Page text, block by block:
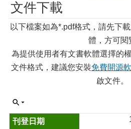
文件下載
以下檔案如為*.pdf格式，請先下
體，方可閱
為提供使用者有文書軟體選擇的
文件格式，建議您安裝免費開源
啟文件。